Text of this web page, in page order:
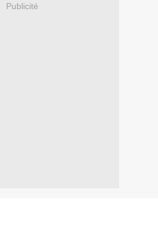
Publicité